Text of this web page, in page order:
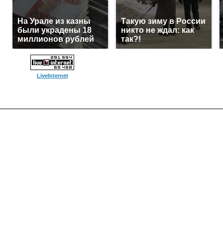
На Урале из казны
были украдены 18
миллионов рублей
Такую зиму в России
никто не ждал: как
так?!
LiveInternet